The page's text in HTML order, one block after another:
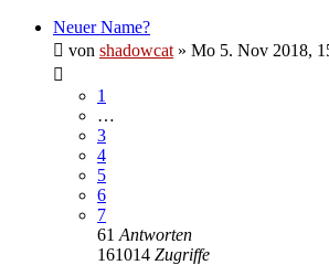
Neuer Name?
von shadowcat » Mo 5. Nov 2018,
1
…
3
4
5
6
7
61 Antworten
161014 Zugriffe